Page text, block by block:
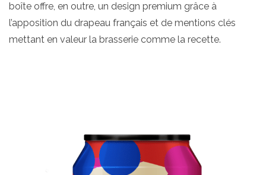
boîte offre, en outre, un design premium grâce à
l’apposition du drapeau français et de mentions clés
mettant en valeur la brasserie comme la recette.